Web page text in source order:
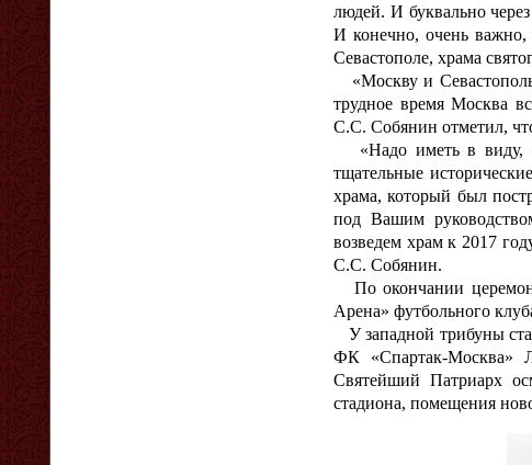
людей. И буквально
И конечно, очень важно,
Севастополе, храма
«Москву и
трудное время Москва
С.С. Собянин отметил,
«Надо иметь в виду,
тщательные
храма, который был
под Вашим
возведем храм к 2017
С.С. Собянин.
По окончании
Арена» футбольного
У западной трибуны
ФК «Спартак-Москва»
Святейший Патриарх
стадиона, помещения